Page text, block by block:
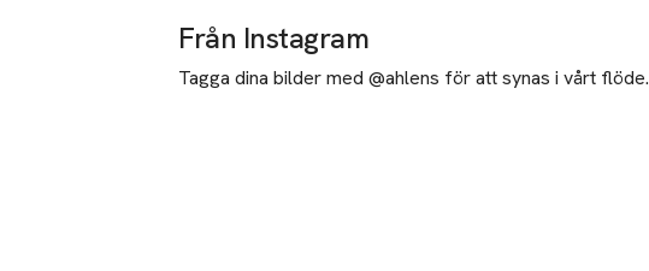
Från Instagram
Tagga dina bilder med @ahlens för att synas i vårt flöde.